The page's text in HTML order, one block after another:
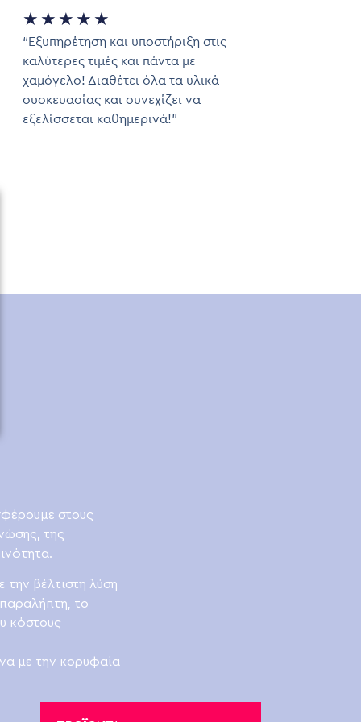
★ ★ ★ ★ ★
“Εξυπηρέτηση και υποστήριξη στις
καλύτερες τιμές και πάντα με
χαμόγελο! Διαθέτει όλα τα υλικά
συσκευασίας και συνεχίζει να
εξελίσσεται καθημερινά!”
στους
της
βέλτιστη λύση
το
κόστους
με την κορυφαία